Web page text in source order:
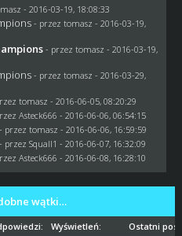
- 2016-03-19, 18:08:33
- przez tomasz - 2016-03-19,
- przez tomasz - 2016-03-19,
- przez tomasz - 2016-03-29,
tomasz - 2016-06-05, 08:20:29
Asteck666 - 2016-06-06, 06:54:15
- przez tomasz - 2016-06-06, 16:59:59
- przez Squall1 - 2016-06-07, 16:32:09
Asteck666 - 2016-06-08, 16:28:10
wątki…
Wyświetleń: Ostatni post